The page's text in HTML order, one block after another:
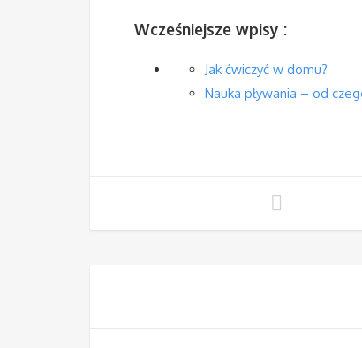
Wcześniejsze wpisy :
Jak ćwiczyć w domu?
Nauka pływania – od